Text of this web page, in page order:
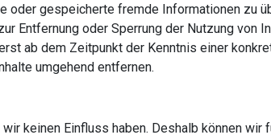
gespeicherte fremde Informationen zu
Entfernung oder Sperrung der Nutzung von
ab dem Zeitpunkt der Kenntnis einer
umgehend entfernen.
keinen Einfluss haben. Deshalb können wir